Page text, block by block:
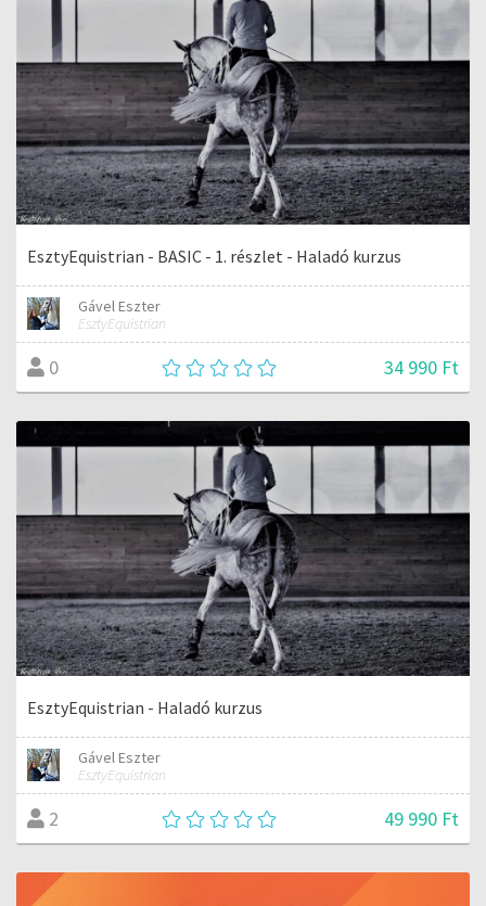
EsztyEquistrian - BASIC - 1. részlet - Haladó kurzus
Gável Eszter
EsztyEquistrian
0 34 990 Ft
EsztyEquistrian - Haladó kurzus
Gável Eszter
EsztyEquistrian
2 49 990 Ft